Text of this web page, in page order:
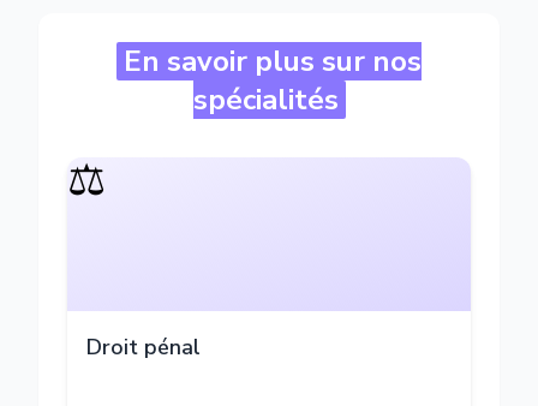
En savoir plus sur nos
spécialités
⚖️
Droit pénal